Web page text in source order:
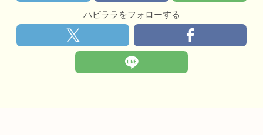
ハピララをフォローする